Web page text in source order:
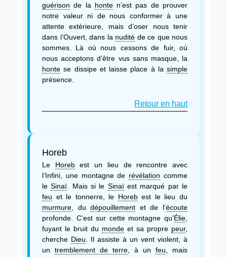
guérison de la honten’est pas de prouver
notre valeur ni de nous conformer à une
attente extérieure, mais d’oser nous tenir
dans l’Ouvert, dans la nudité de ce que nous
sommes. Là où nous cessons de fuir, où
nous acceptons d’être vus sans masque, la
honte se dissipe et laisse place à la simple
présence.
Retour en haut
Horeb
Le Horebest un lieu de rencontre avec
l’Infini, une montagne de révélation comme
leSinaï . Mais si le Sinaïest marqué par le
feu et le tonnerre, le Horebest le lieu du
murmure , dudépouillement et de l’écoute
profonde. C’est sur cette montagne qu’Élie
fuyant le bruit du monde et sa propre peur,
cherche Dieu . Il assiste à un vent violent, à
un tremblement de terre , à un feu , mais